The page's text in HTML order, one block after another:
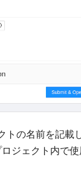
トの名前を記載
ジェクト内で